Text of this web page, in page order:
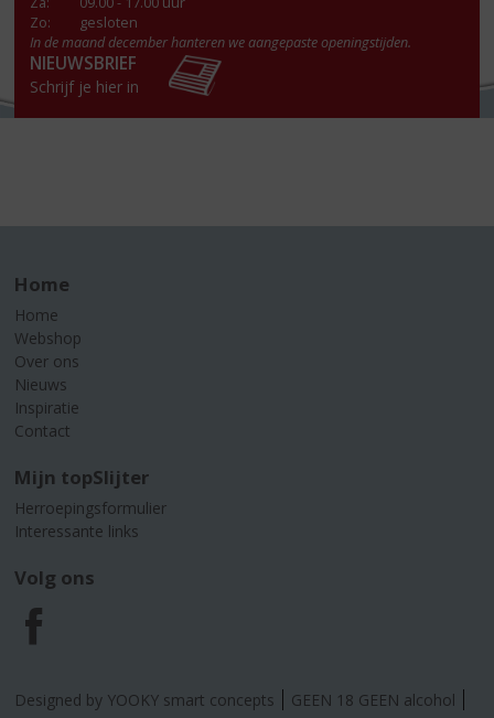
Zo:
gesloten
In de maand december hanteren we aangepaste openingstijden.
NIEUWSBRIEF
Schrijf je hier in
Home
Home
Webshop
Over ons
Nieuws
Inspiratie
Contact
Mijn topSlijter
Herroepingsformulier
Interessante links
Volg ons
F
a
Designed by YOOKY smart concepts GEEN 18 GEEN alcohol